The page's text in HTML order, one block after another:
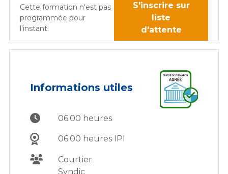
Cette formation n'est pas
programmée pour
l'instant.
S'inscrire sur
liste
d'attente
Informations utiles
06.00 heures
06.00 heures IPI
Courtier
Syndic